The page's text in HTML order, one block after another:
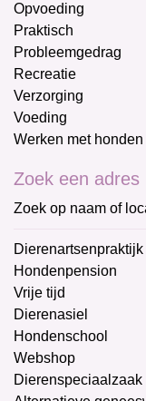
Opvoeding
Praktisch
Probleemgedrag
Recreatie
Verzorging
Voeding
Werken met honden
Zoek een adres
Zoek op naam of
Dierenartsenpraktijk
Hondenpension
Vrije tijd
Dierenasiel
Hondenschool
Webshop
Dierenspeciaalzaak